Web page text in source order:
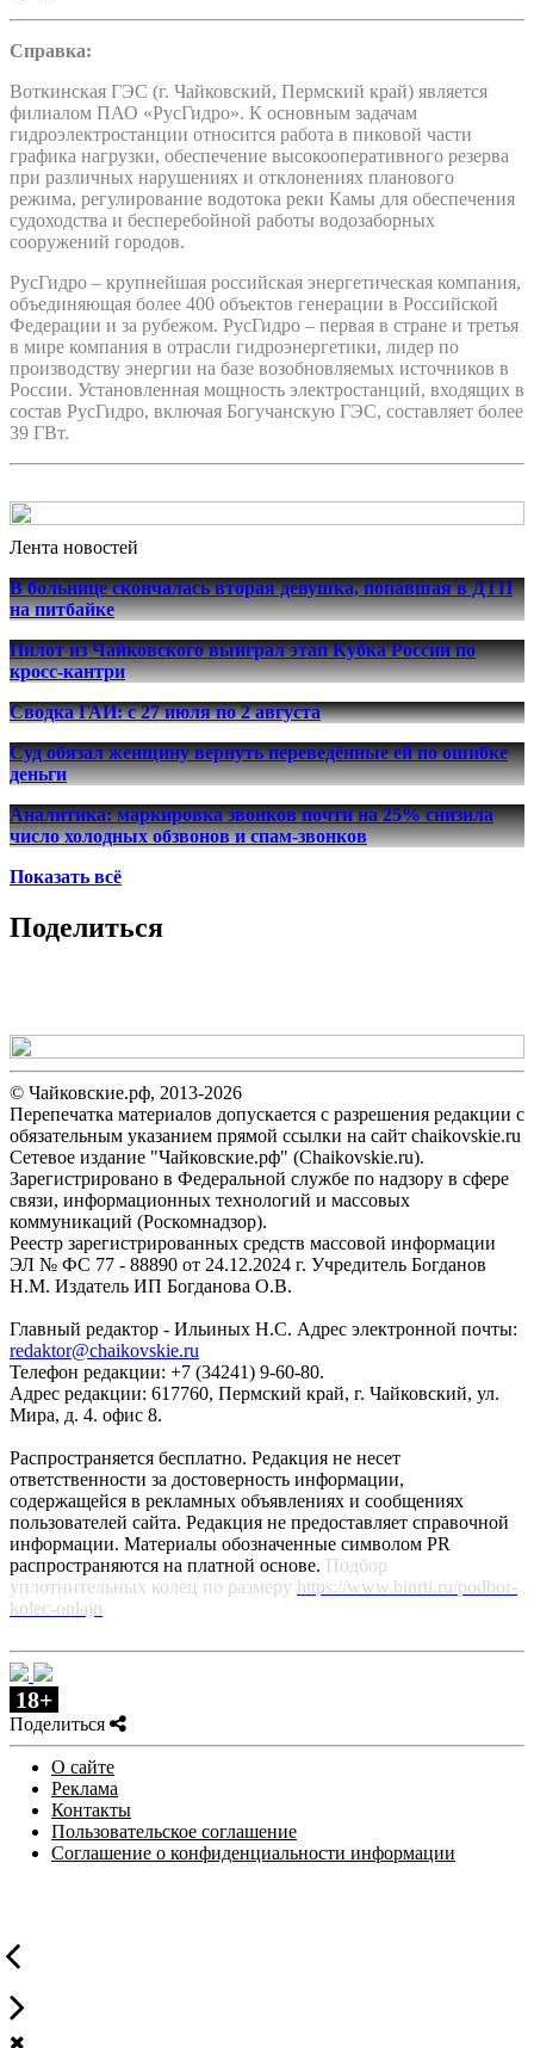
Справка:
Воткинская ГЭС (г. Чайковский, Пермский край) является
филиалом ПАО «РусГидро». К основным задачам
гидроэлектростанции относится работа в пиковой части
графика нагрузки, обеспечение высокооперативного резерва
при различных нарушениях и отклонениях планового
режима, регулирование водотока реки Камы для обеспечения
судоходства и бесперебойной работы водозаборных
сооружений городов.
РусГидро – крупнейшая российская энергетическая компания,
объединяющая более 400 объектов генерации в Российской
Федерации и за рубежом. РусГидро – первая в стране и третья
в мире компания в отрасли гидроэнергетики, лидер по
производству энергии на базе возобновляемых источников в
России. Установленная мощность электростанций, входящих в
состав РусГидро, включая Богучанскую ГЭС, составляет более
39 ГВт.
Лента новостей
В больнице скончалась вторая девушка, попавшая в ДТП
на питбайке
Пилот из Чайковского выиграл этап Кубка России по
кросс-кантри
Сводка ГАИ: с 27 июля по 2 августа
Суд обязал женщину вернуть переведённые ей по ошибке
деньги
Аналитика: маркировка звонков почти на 25% снизила
число холодных обзвонов и спам-звонков
Показать всё
Поделиться
© Чайковские.рф, 2013-2026
Перепечатка материалов допускается с разрешения редакции с
обязательным указанием прямой ссылки на сайт chaikovskie.ru
Сетевое издание "Чайковские.рф" (Chaikovskie.ru).
Зарегистрировано в Федеральной службе по надзору в сфере
связи, информационных технологий и массовых
коммуникаций (Роскомнадзор).
Реестр зарегистрированных средств массовой информации
ЭЛ № ФС 77 - 88890 от 24.12.2024 г. Учредитель Богданов
Н.М. Издатель ИП Богданова О.В.
Главный редактор - Ильиных Н.С. Адрес электронной почты:
redaktor@chaikovskie.ru
Телефон редакции: +7 (34241) 9-60-80.
Адрес редакции: 617760, Пермский край, г. Чайковский, ул.
Мира, д. 4. офис 8.
Распространяется бесплатно. Редакция не несет
ответственности за достоверность информации,
содержащейся в рекламных объявлениях и сообщениях
пользователей сайта. Редакция не предоставляет справочной
информации. Материалы обозначенные символом PR
распространяются на платной основе. Подбор
уплотнительных колец по размеру https://www.binrti.ru/podbor-
kolec-onlajn
18+
Поделиться
О сайте
Реклама
Контакты
Пользовательское соглашение
Соглашение о конфиденциальности информации